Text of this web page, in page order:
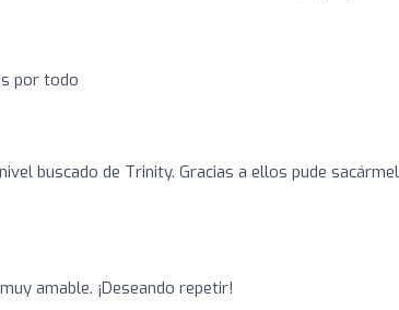
por todo
buscado de Trinity. Gracias a ellos pude
amable. ¡Deseando repetir!